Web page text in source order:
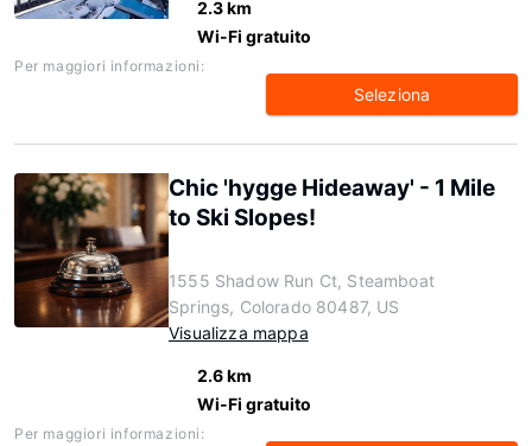
2.3 km
Wi-Fi gratuito
Per maggiori informazioni:
Seleziona
Chic 'hygge Hideaway' - 1 Mile
to Ski Slopes!
1555 Shadow Run Ct, Steamboat
Springs, Colorado 80487, US
Visualizza mappa
2.6 km
Wi-Fi gratuito
Per maggiori informazioni: